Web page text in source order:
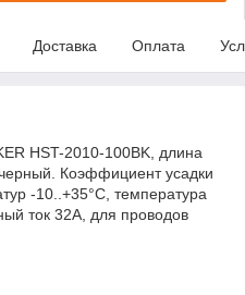
Доставка Оплата
HST-2010-100BK, длина
Коэффициент усадки
-10..+35°C, температура
ток 32А, для проводов